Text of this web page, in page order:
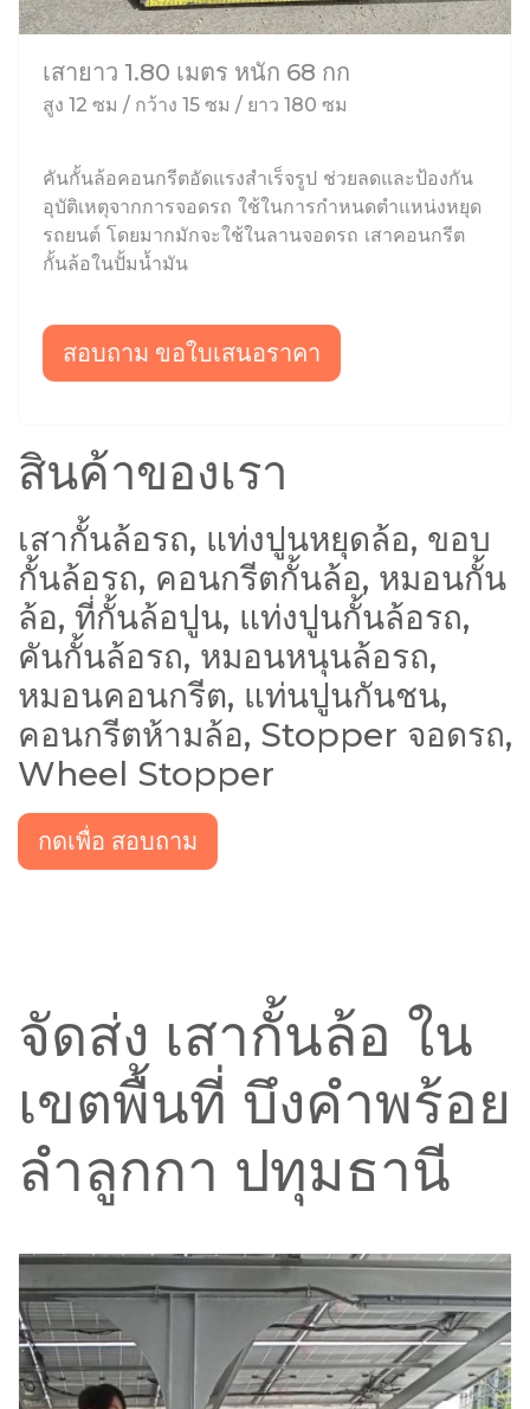
เสายาว 1.80 เมตร หนัก 68 กก
สูง 12 ซม / กว้าง 15 ซม / ยาว 180 ซม
คันกั้นล้อคอนกรีตอัดแรงสำเร็จรูป ช่วยลดและป้องกัน
อุบัติเหตุจากการจอดรถ ใช้ในการกำหนดตำแหน่งหยุด
รถยนต์ โดยมากมักจะใช้ในลานจอดรถ เสาคอนกรีต
กั้นล้อในปั้มน้ำมัน
สอบถาม ขอใบเสนอราคา
สินค้าของเรา
เสากั้นล้อรถ, แท่งปูนหยุดล้อ, ขอบ
กั้นล้อรถ, คอนกรีตกั้นล้อ, หมอนกั้น
ล้อ, ที่กั้นล้อปูน, แท่งปูนกั้นล้อรถ,
คันกั้นล้อรถ, หมอนหนุนล้อรถ,
หมอนคอนกรีต, แท่นปูนกันชน,
คอนกรีตห้ามล้อ, Stopper จอดรถ,
Wheel Stopper
กดเพื่อ สอบถาม
จัดส่ง เสากั้นล้อ ใน
เขตพื้นที่ บึงคำพร้อย
ลำลูกกา ปทุมธานี